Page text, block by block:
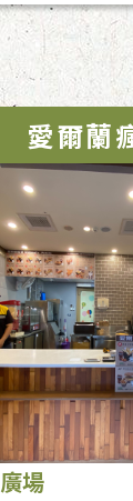
愛爾蘭
場